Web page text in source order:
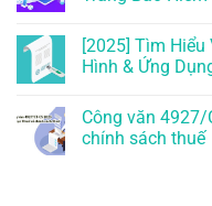
[2025] Tìm Hiểu
Hình & Ứng
Công văn 4927/
chính sách thuế